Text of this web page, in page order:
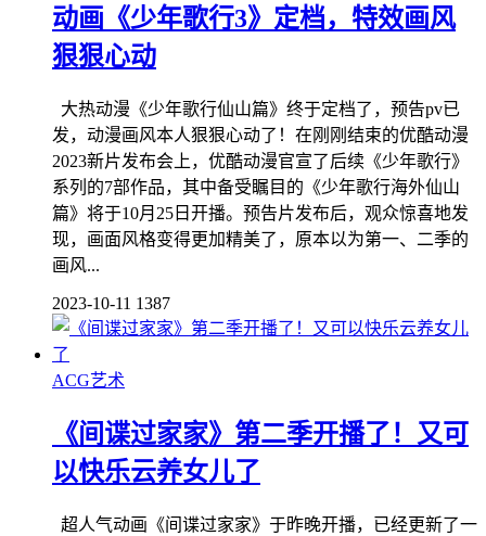
动画《少年歌行3》定档，特效画风
狠狠心动
大热动漫《少年歌行仙山篇》终于定档了，预告pv已
发，动漫画风本人狠狠心动了！在刚刚结束的优酷动漫
2023新片发布会上，优酷动漫官宣了后续《少年歌行》
系列的7部作品，其中备受瞩目的《少年歌行海外仙山
篇》将于10月25日开播。预告片发布后，观众惊喜地发
现，画面风格变得更加精美了，原本以为第一、二季的
画风...
2023-10-11 1387
ACG艺术
《间谍过家家》第二季开播了！又可
以快乐云养女儿了
超人气动画《间谍过家家》于昨晚开播，已经更新了一